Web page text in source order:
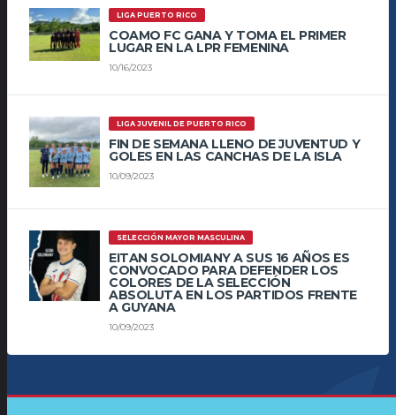
LIGA PUERTO RICO
COAMO FC GANA Y TOMA EL PRIMER
LUGAR EN LA LPR FEMENINA
10/16/2023
LIGA JUVENIL DE PUERTO RICO
FIN DE SEMANA LLENO DE JUVENTUD Y
GOLES EN LAS CANCHAS DE LA ISLA
10/09/2023
SELECCIÓN MAYOR MASCULINA
EITAN SOLOMIANY A SUS 16 AÑOS ES
CONVOCADO PARA DEFENDER LOS
COLORES DE LA SELECCIÓN
ABSOLUTA EN LOS PARTIDOS FRENTE
A GUYANA
10/09/2023